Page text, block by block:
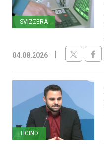
SVIZZERA
04.08.2026
TICINO